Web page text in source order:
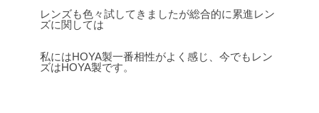
レンズも色々試してきましたが総合的に累進レン
ズに関しては
私にはHOYA製一番相性がよく感じ、今でもレン
ズはHOYA製です。